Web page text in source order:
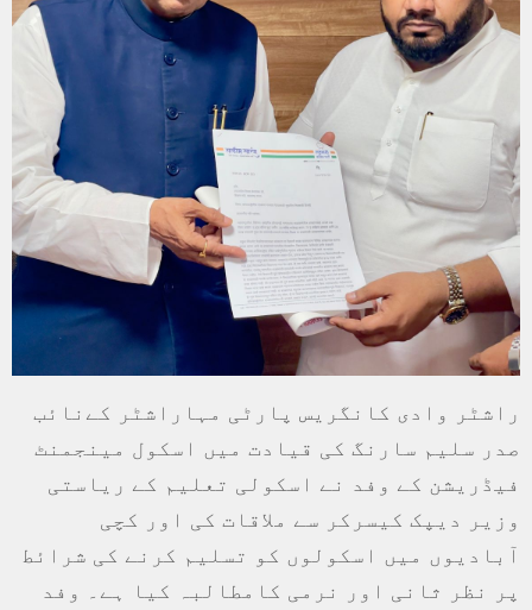
راشٹر وادی کانگریس پارٹی مہاراشٹر کےنائب
صدر سلیم سارنگ کی قیادت میں اسکول مینجمنٹ
فیڈریشن کے وفد نے اسکولی تعلیم کے ریاستی
وزیر دیپک کیسرکر سے ملاقات کی اور کچی
آبادیوں میں اسکولوں کو تسلیم کرنے کی شرائط
پر نظر ثانی اور نرمی کامطالبہ کیا ہے۔ وفد